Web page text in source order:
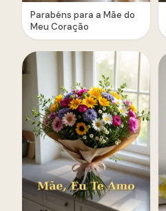
Parabéns para a Mãe do
Meu Coração